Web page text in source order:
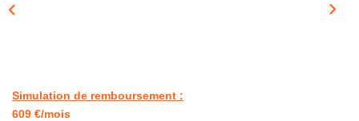
Simulation de remboursement :
609 €/mois